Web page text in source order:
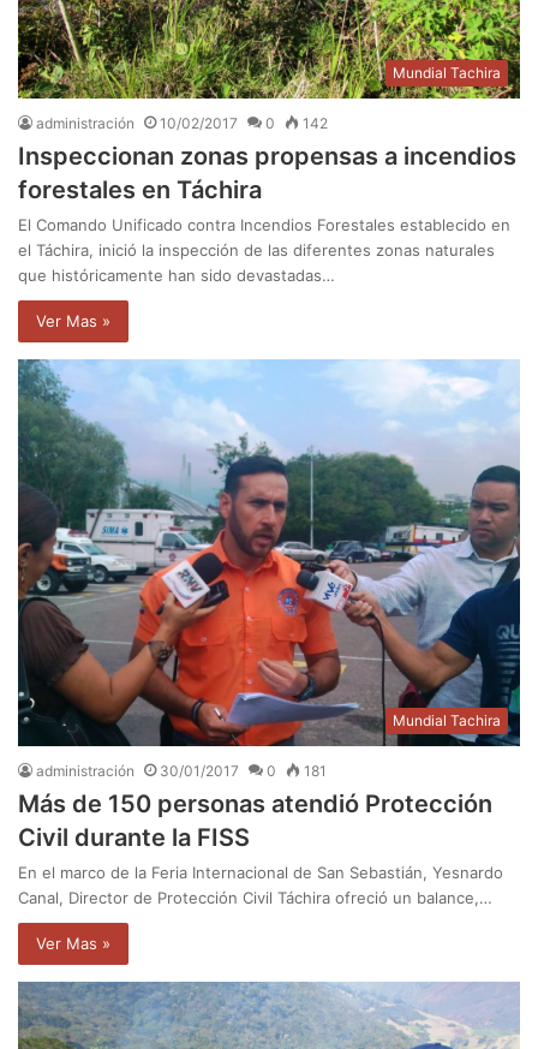
Mundial Tachira
administración 10/02/2017 0 142
Inspeccionan zonas propensas a incendios
forestales en Táchira
El Comando Unificado contra Incendios Forestales establecido en
el Táchira, inició la inspección de las diferentes zonas naturales
que históricamente han sido devastadas…
Ver Mas »
Mundial Tachira
administración 30/01/2017 0 181
Más de 150 personas atendió Protección
Civil durante la FISS
En el marco de la Feria Internacional de San Sebastián, Yesnardo
Canal, Director de Protección Civil Táchira ofreció un balance,…
Ver Mas »